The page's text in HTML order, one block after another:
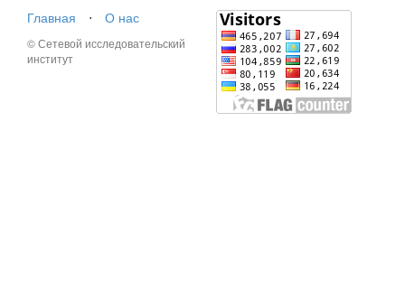
Главная
⋅ О нас
© Сетевой исследовательский
институт